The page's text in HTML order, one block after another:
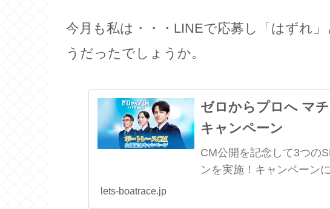
今月も私は・・・LINEで応募し「はずれ
うだったでしょうか。
ゼロからプロへ マ
キャンペーン
CM公開を記念して3つの
ンを実施！キャンペーン
lets-boatrace.jp